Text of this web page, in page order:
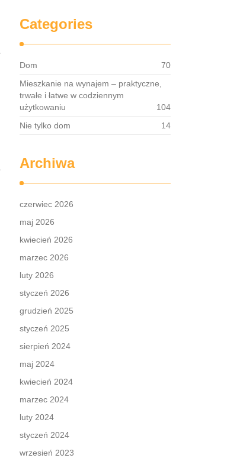
Categories
Dom
70
Mieszkanie na wynajem – praktyczne,
trwałe i łatwe w codziennym
użytkowaniu
104
Nie tylko dom
14
Archiwa
czerwiec 2026
maj 2026
kwiecień 2026
marzec 2026
luty 2026
styczeń 2026
grudzień 2025
styczeń 2025
sierpień 2024
maj 2024
kwiecień 2024
marzec 2024
luty 2024
styczeń 2024
wrzesień 2023